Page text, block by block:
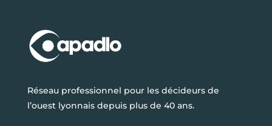
Réseau professionnel pour les décideurs de
l’ouest lyonnais depuis plus de 40 ans.